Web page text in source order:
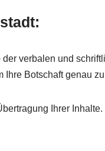
verbalen und
Ihre Botschaft genau
Ihrer